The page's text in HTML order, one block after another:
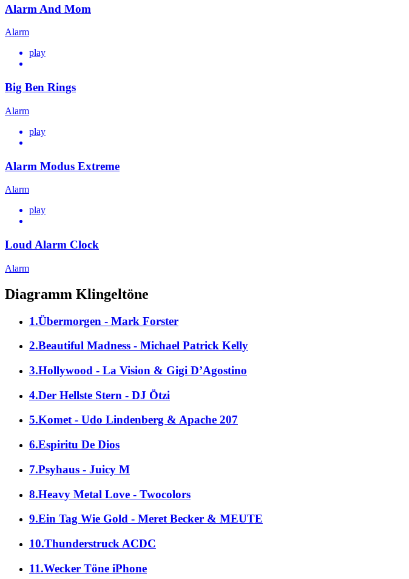
Alarm And Mom
Alarm
play
Big Ben Rings
Alarm
play
Alarm Modus Extreme
Alarm
play
Loud Alarm Clock
Alarm
Diagramm Klingeltöne
1.Übermorgen - Mark Forster
2.Beautiful Madness - Michael Patrick Kelly
3.Hollywood - La Vision & Gigi D’Agostino
4.Der Hellste Stern - DJ Ötzi
5.Komet - Udo Lindenberg & Apache 207
6.Espiritu De Dios
7.Psyhaus - Juicy M
8.Heavy Metal Love - Twocolors
9.Ein Tag Wie Gold - Meret Becker & MEUTE
10.Thunderstruck ACDC
11.Wecker Töne iPhone